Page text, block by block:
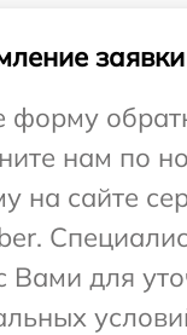
заявки
форму
нам по
на сайте
Вами для